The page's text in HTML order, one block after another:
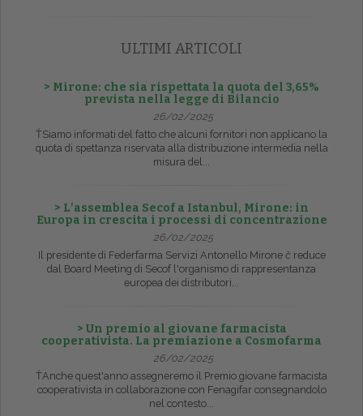
ULTIMI ARTICOLI
> Mirone: che sia rispettata la quota del 3,65%
prevista nella legge di Bilancio
26/02/2025
ŤSiamo informati del fatto che alcuni fornitori non applicano la
quota di spettanza riservata alla distribuzione intermedia nella
misura del...
> L’assemblea Secof a Istanbul, Mirone: in
Europa in crescita i processi di concentrazione
26/02/2025
Il presidente di Federfarma Servizi Antonello Mirone č reduce
dal Board Meeting di Secof l'organismo di rappresentanza
europea dei distributori...
> Un premio al giovane farmacista
cooperativista. La premiazione a Cosmofarma
26/02/2025
ŤAnche quest'anno assegneremo il Premio giovane farmacista
cooperativista in collaborazione con Fenagifar consegnandolo
nel contesto...